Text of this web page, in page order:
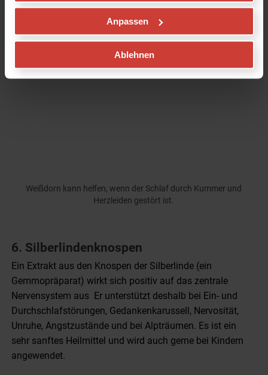
Anpassen
Ablehnen
Weißdorn kann helfen, wenn der Schlaf durch Kummer und
6. Silberlindenknospen
Ein Extrakt aus den Knospen der Silberlinde (ein
Gemmopräparat) wirkt sich positiv auf das zentrale
Nervensystem aus Er unterstützt deshalb bei Ein- und
Durchschlafstörungen, Gedankenkarussell, Nervosität,
Unruhe, Angstzustände und bei Alpträumen. Es ist ein
sehr sanftes Heilmittel und wird auch gerne bei Kindern